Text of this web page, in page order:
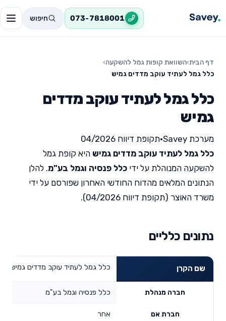
073-7818001 חיפוש
דף הבית›השוואת קופות גמל להשקעה›
כלל גמל לעתיד עוקב מדדים גמיש
כלל גמל לעתיד עוקב מדדים
גמיש
מערכת Savey •תקופת דיווח 04/2026
כלל גמל לעתיד עוקב מדדים גמיש היא קופת גמל
להשקעה המנוהלת על ידי כלל פנסיה וגמל בע"מ. להלן
הנתונים המלאים מהדוח החודשי האחרון שפורסם על ידי
משרד האוצר (תקופת דיווח 04/2026).
נתונים כלליים
שם הקרן כלל גמל לעתיד עוקב מדדים גמיש
חברה מנהלת כלל פנסיה וגמל בע"מ
חברת אם אחר